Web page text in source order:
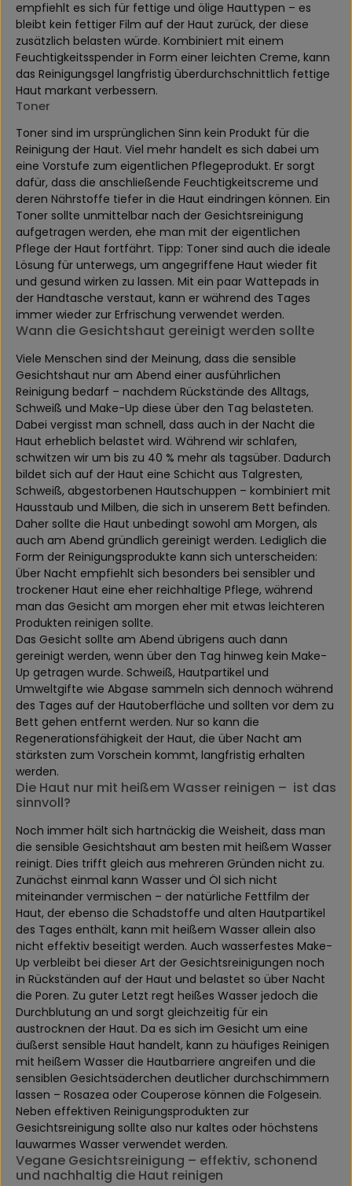
empfiehlt es sich für fettige und ölige Hauttypen – es
bleibt kein fettiger Film auf der Haut zurück, der diese
zusätzlich belasten würde. Kombiniert mit einem
Feuchtigkeitsspender in Form einer leichten Creme, kann
das Reinigungsgel langfristig überdurchschnittlich fettige
Haut markant verbessern.
Toner
Toner sind im ursprünglichen Sinn kein Produkt für die
Reinigung der Haut. Viel mehr handelt es sich dabei um
eine Vorstufe zum eigentlichen Pflegeprodukt. Er sorgt
dafür, dass die anschließende Feuchtigkeitscreme und
deren Nährstoffe tiefer in die Haut eindringen können. Ein
Toner sollte unmittelbar nach der Gesichtsreinigung
aufgetragen werden, ehe man mit der eigentlichen
Pflege der Haut fortfährt. Tipp: Toner sind auch die ideale
Lösung für unterwegs, um angegriffene Haut wieder fit
und gesund wirken zu lassen. Mit ein paar Wattepads in
der Handtasche verstaut, kann er während des Tages
immer wieder zur Erfrischung verwendet werden.
Wann die Gesichtshaut gereinigt werden sollte
Viele Menschen sind der Meinung, dass die sensible
Gesichtshaut nur am Abend einer ausführlichen
Reinigung bedarf – nachdem Rückstände des Alltags,
Schweiß und Make-Up diese über den Tag belasteten.
Dabei vergisst man schnell, dass auch in der Nacht die
Haut erheblich belastet wird. Während wir schlafen,
schwitzen wir um bis zu 40 % mehr als tagsüber. Dadurch
bildet sich auf der Haut eine Schicht aus Talgresten,
Schweiß, abgestorbenen Hautschuppen – kombiniert mit
Hausstaub und Milben, die sich in unserem Bett befinden.
Daher sollte die Haut unbedingt sowohl am Morgen, als
auch am Abend gründlich gereinigt werden. Lediglich die
Form der Reinigungsprodukte kann sich unterscheiden:
Über Nacht empfiehlt sich besonders bei sensibler und
trockener Haut eine eher reichhaltige Pflege, während
man das Gesicht am morgen eher mit etwas leichteren
Produkten reinigen sollte.
Das Gesicht sollte am Abend übrigens auch dann
gereinigt werden, wenn über den Tag hinweg kein Make-
Up getragen wurde. Schweiß, Hautpartikel und
Umweltgifte wie Abgase sammeln sich dennoch während
des Tages auf der Hautoberfläche und sollten vor dem zu
Bett gehen entfernt werden. Nur so kann die
Regenerationsfähigkeit der Haut, die über Nacht am
stärksten zum Vorschein kommt, langfristig erhalten
werden.
Die Haut nur mit heißem Wasser reinigen – ist das
sinnvoll?
Noch immer hält sich hartnäckig die Weisheit, dass man
die sensible Gesichtshaut am besten mit heißem Wasser
reinigt. Dies trifft gleich aus mehreren Gründen nicht zu.
Zunächst einmal kann Wasser und Öl sich nicht
miteinander vermischen – der natürliche Fettfilm der
Haut, der ebenso die Schadstoffe und alten Hautpartikel
des Tages enthält, kann mit heißem Wasser allein also
nicht effektiv beseitigt werden. Auch wasserfestes Make-
Up verbleibt bei dieser Art der Gesichtsreinigungen noch
in Rückständen auf der Haut und belastet so über Nacht
die Poren. Zu guter Letzt regt heißes Wasser jedoch die
Durchblutung an und sorgt gleichzeitig für ein
austrocknen der Haut. Da es sich im Gesicht um eine
äußerst sensible Haut handelt, kann zu häufiges Reinigen
mit heißem Wasser die Hautbarriere angreifen und die
sensiblen Gesichtsäderchen deutlicher durchschimmern
lassen – Rosazea oder Couperose können die Folgesein.
Neben effektiven Reinigungsprodukten zur
Gesichtsreinigung sollte also nur kaltes oder höchstens
lauwarmes Wasser verwendet werden.
Vegane Gesichtsreinigung – effektiv, schonend
und nachhaltig die Haut reinigen